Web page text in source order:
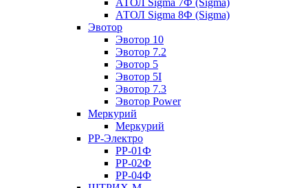
АТОЛ Sigma 7Ф (Sigma)
АТОЛ Sigma 8Ф (Sigma)
Эвотор
Эвотор 10
Эвотор 7.2
Эвотор 5
Эвотор 5I
Эвотор 7.3
Эвотор Power
Меркурий
Меркурий
РР-Электро
РР-01Ф
РР-02Ф
РР-04Ф